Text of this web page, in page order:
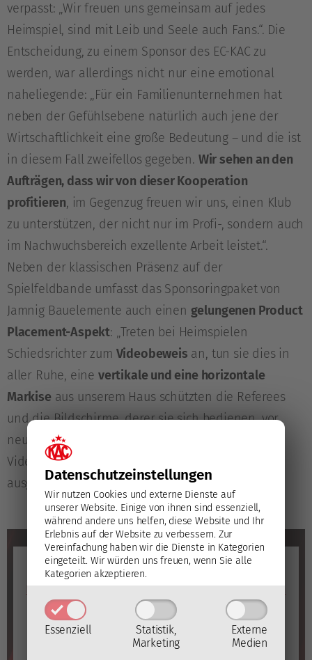
Datenschutz­einstellungen
Wir nutzen Cookies und externe Dienste auf
unserer Website. Einige von ihnen sind essenziell,
während andere uns helfen, diese Website und Ihr
Erlebnis auf der Website zu verbessern. Zur
Vereinfachung haben wir die Dienste in Kategorien
eingeteilt. Wir würden uns freuen, wenn Sie alle
Kategorien akzeptieren.
Essenziell
Statistik,
Marketing
Externe
Medien
verpasst: „Wir freuen uns gemeinsam auf jedes
Heimspiel, sind mit Leib und Seele auch Fans.“. Die
Entscheidung, zu einem Sponsor des EC-KAC zu
werden, war allerdings nicht nur eine emotional
naheliegende: „Für ein Familienunternehmen hat
neben der Gefühlsebene natürlich auch jene der
Wirtschaftlichkeit eine große Bedeutung – und die ist
in diesem Fall zweifellos gegeben. Wir sehen an den
Aufträgen, dass wir von dieser Kooperation
profitieren, im Gegenzug freuen wir uns, einen Klub
zu unterstützen, der nicht nur im Profi-, sondern auch
im Nachwuchsbereich exzellente Arbeit leistet.“.
Neben der klassischen Präsenz auf der
Spielfeldbande umfasst das Sponsoringpaket von
Jamnig Bauelemente auch einen gelungenen Product
Placement-Aspekt: „Treten bei Heimspielen
Schiedsrichter zum Videobeweis an, tun sie dies in
aller Ruhe, eine vertikale und eine horizontale
Markise aus unserem Haus schützten die Referees
und die Bildschirme, derer sie sich bedienen, vor
neugierigen Blicken. Vielleicht liegt es daran, dass
Video Reviews so häufig zu Gunsten der Rotjacken
ausgehen“, schmunzelt Hubert Jamnig.
YouTube
Mit dem Laden des Videos akzeptieren Sie die
Datenschutzerklärung von YouTube(Öffnet in neuem
Fenster)
Video laden